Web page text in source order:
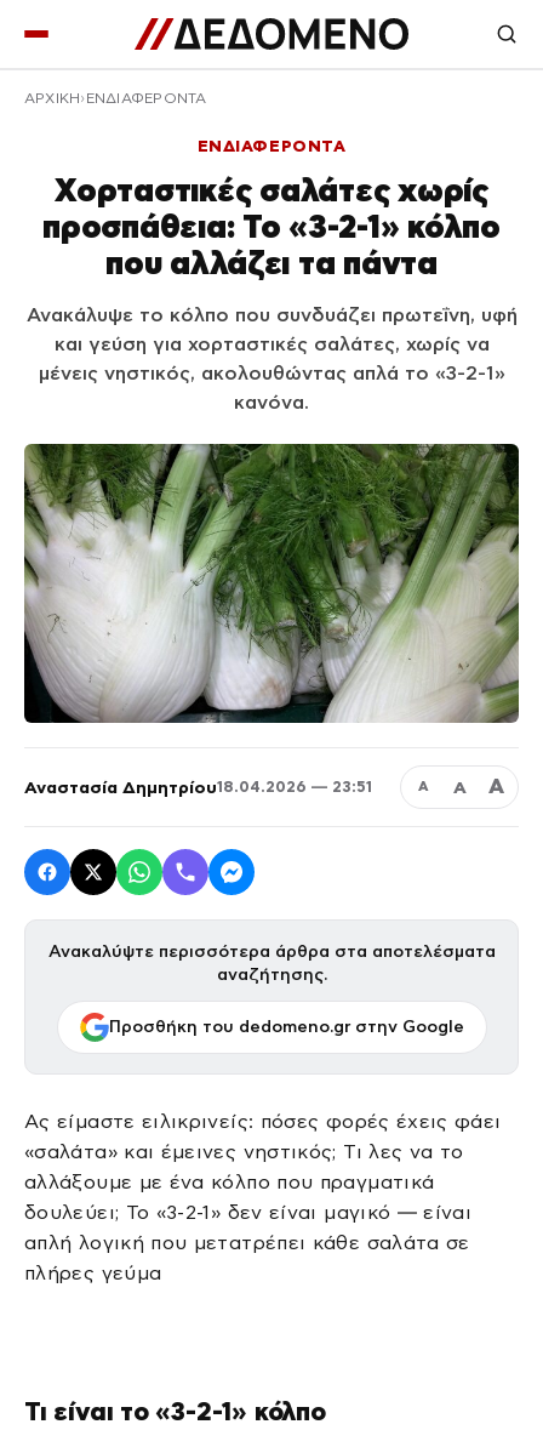
ΑΡΧΙΚΉ ΕΝΔΙΑΦΕΡΟΝΤΑ
ΕΝΔΙΑΦΕΡΟΝΤΑ
Χορταστικές σαλάτες χωρίς
προσπάθεια: Το «3-2-1» κόλπο
που αλλάζει τα πάντα
Ανακάλυψε το κόλπο που συνδυάζει πρωτεΐνη, υφή
και γεύση για χορταστικές σαλάτες, χωρίς να
μένεις νηστικός, ακολουθώντας απλά το «3-2-1»
κανόνα.
Αναστασία Δημητρίου18.04.2026 — 23:51 Α Α Α
Ανακαλύψτε περισσότερα άρθρα στα αποτελέσματα
αναζήτησης.
Προσθήκη του dedomeno.gr στην Google
Ας είμαστε ειλικρινείς: πόσες φορές έχεις φάει
«σαλάτα» και έμεινες νηστικός; Τι λες να το
αλλάξουμε με ένα κόλπο που πραγματικά
δουλεύει; Το «3-2-1» δεν είναι μαγικό — είναι
απλή λογική που μετατρέπει κάθε σαλάτα σε
πλήρες γεύμα
Τι είναι το «3-2-1» κόλπο